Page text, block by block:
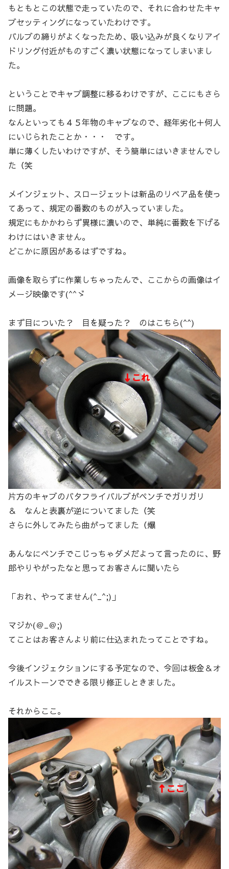
もともとこの状態で走っていたので、それに合わせたキャ
ブセッティングになっていたわけです。
バルブの締りがよくなったため、吸い込みが良くなりアイ
ドリング付近がものすごく濃い状態になってしまいまし
た。
ということでキャブ調整に移るわけですが、ここにもさら
に問題。
なんといっても４５年物のキャブなので、経年劣化＋何人
にいじられたことか・・・ です。
単に薄くしたいわけですが、そう簡単にはいきませんでし
た（笑
メインジェット、スロージェットは新品のリペア品を使っ
てあって、規定の番数のものが入っていました。
規定にもかかわらず異様に濃いので、単純に番数を下げる
わけにはいきません。
どこかに原因があるはずですね。
画像を取らずに作業しちゃったんで、ここからの画像はイ
メージ映像です(^^ゞ
まず目についた？ 目を疑った？ のはこちら(^^)
片方のキャブのバタフライバルブがペンチでガリガリ
＆ なんと表裏が逆についてました（笑
さらに外してみたら曲がってました（爆
あんなにペンチでこじっちゃダメだよって言ったのに、野
郎やりやがったなと思ってお客さんに聞いたら
「おれ、やってません(^_^;)」
マジか(＠_＠;)
てことはお客さんより前に仕込まれたってことですね。
今後インジェクションにする予定なので、今回は板金＆オ
イルストーンでできる限り修正しときました。
それからここ。